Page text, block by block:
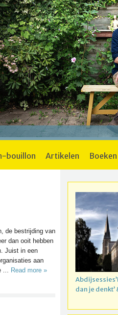
bouillon artikelen boeken
de bestrijding van
dan ooit hebben
Juist in een
aan
... Read more »
dan je denkt’